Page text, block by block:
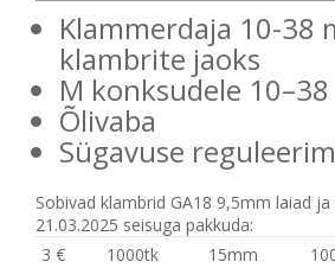
Klammerdaja 10-38
klambrite jaoks
M konksudele
Õlivaba
Sügavuse
Sobivad klambrid GA18 9,5mm laiad
21.03.2025 seisuga pakkuda:
3 €
1000tk 15mm